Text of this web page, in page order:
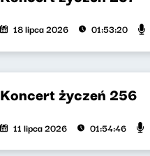
18 lipca 2026 01:53:20
Koncert życzeń 256
11 lipca 2026 01:54:46